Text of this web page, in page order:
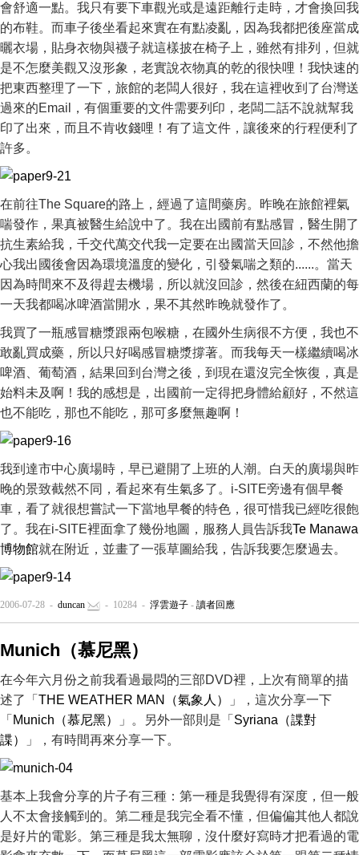
會舒適一點。我只有要下車觀光或是遠距離行走時，才會換回我
的布鞋。而車子後坐看起來實在有點凌亂，因為我都把後座當成
曬衣場，貼身衣物與襪子就這樣披在椅子上，雖然有排列，但就
是不怎麼美觀又沒形象，老實說衣物真的乾的很快哩！我快速的
把東西整理了一下，旅館的老闆人很好，我在這裡收到了台灣送
過來的Email，有個重要的文件需要列印，老闆二話不說就幫我
印了出來，而且不肯收錢哩！有了這文件，讓後來的行程便利了
許多。
在前往The Square的路上，經過了這間藥房。昨晚在旅館裡氣
喘發作，果真被醫生給說中了。我在出國前有點感冒，醫生開了
抗生素給我，千交代萬交代我一定要在出國當天回診，不然他擔
心我出國後會因為環境溫度的變化，引發氣喘之類的......。當天
因為時間來不及得趕去機場，所以就沒回診，然後在紐西蘭的每
一天我都喝冰啤酒當開水，果不其然昨晚就發作了。
我買了一瓶感冒糖漿跟兩包喉糖，在國外生病很不方便，我也不
敢亂買成藥，所以只好喝感冒糖漿撐著。而我每天一樣繼續喝冰
啤酒、葡萄酒，結果回到台灣之後，到現在還沒完全恢復，真是
始料未及啊！我的感想是，出國前一定得把身體給顧好，不然這
也不能吃，那也不能吃，那可多麼無趣啊！
我到達市中心廣場時，早已避開了上班的人潮。白天的廣場與昨
晚的景致截然不同，看起來有生氣多了。i-SITE旁邊有個早餐
車，看了就很想嘗試一下當地早餐的特色，很可惜我已經吃很飽
了。我在i-SITE裡面拿了幾份地圖，服務人員告訴我Te Manawa
博物館就在附近，並畫了一張草圖給我，告訴我要怎麼過去。
2006-07-28 - duncan - 10284 - 浮雲遊子 - 讀者回應
Munich（慕尼黑）
在今年六月份之前我看過最悶的三部DVD裡，上次有簡單的描
述了「 THE WEATHER MAN（氣象人）
」，這次分享一下
「 Munich（慕尼黑） 」。另外一部則是「 Syriana（諜對
諜）
」，有時間再來分享一下。
基本上我會分享的片子有三種：第一種是我覺得有深度，但一般
人不太會接觸到的。第二種是我完全看不懂，但偏偏其他人都說
是好片的電影。第三種是我太無聊，沒什麼好寫時才把看過的電